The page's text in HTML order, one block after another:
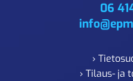
06
›
› Tilaus- ja